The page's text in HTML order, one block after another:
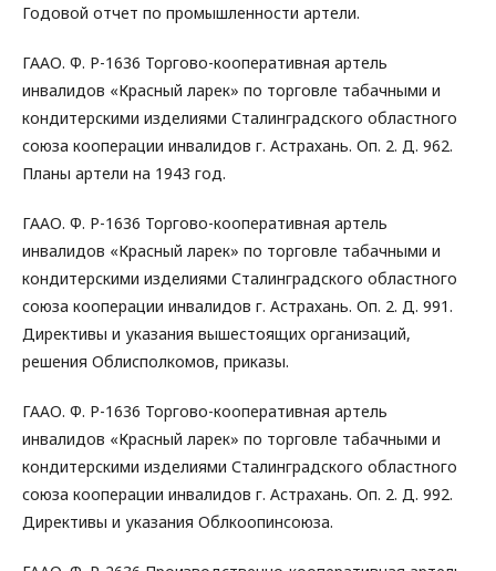
Годовой отчет по промышленности артели.
ГААО. Ф. Р-1636 Торгово-кооперативная артель
инвалидов «Красный ларек» по торговле табачными и
кондитерскими изделиями Сталинградского областного
союза кооперации инвалидов г. Астрахань. Оп. 2. Д. 962.
Планы артели на 1943 год.
ГААО. Ф. Р-1636 Торгово-кооперативная артель
инвалидов «Красный ларек» по торговле табачными и
кондитерскими изделиями Сталинградского областного
союза кооперации инвалидов г. Астрахань. Оп. 2. Д. 991.
Директивы и указания вышестоящих организаций,
решения Облисполкомов, приказы.
ГААО. Ф. Р-1636 Торгово-кооперативная артель
инвалидов «Красный ларек» по торговле табачными и
кондитерскими изделиями Сталинградского областного
союза кооперации инвалидов г. Астрахань. Оп. 2. Д. 992.
Директивы и указания Облкоопинсоюза.